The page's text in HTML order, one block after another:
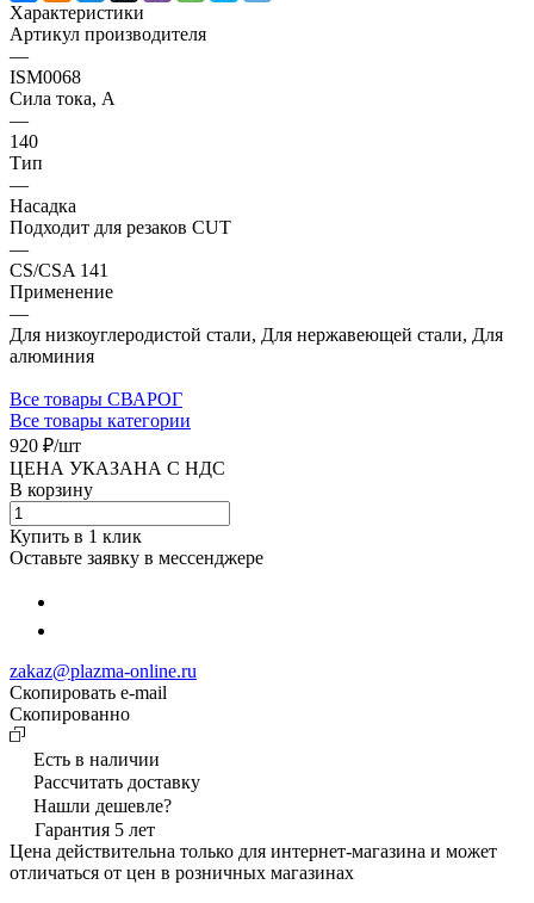
Характеристики
Артикул производителя
—
ISM0068
Сила тока, А
—
140
Тип
—
Насадка
Подходит для резаков CUT
—
CS/CSA 141
Применение
—
Для низкоуглеродистой стали, Для нержавеющей стали, Для
алюминия
Все товары СВАРОГ
Все товары категории
920 ₽/шт
ЦЕНА УКАЗАНА С НДС
В корзину
Купить в 1 клик
Оставьте заявку в мессенджере
zakaz@plazma-online.ru
Скопировать e-mail
Cкопированно
Есть в наличии
Рассчитать доставку
Нашли дешевле?
Гарантия 5 лет
Цена действительна только для интернет-магазина и может
отличаться от цен в розничных магазинах